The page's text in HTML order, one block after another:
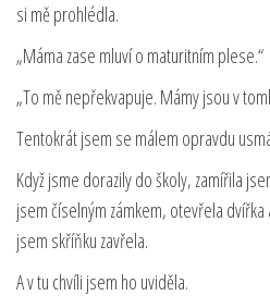
si mě prohlédla.
„Máma zase mluví o maturitním plese.“
„To mě nepřekvapuje. Mámy jsou v
Tentokrát jsem se málem opravdu
Když jsme dorazily do školy, zamířila
jsem číselným zámkem, otevřela
jsem skříňku zavřela.
A v tu chvíli jsem ho uviděla.